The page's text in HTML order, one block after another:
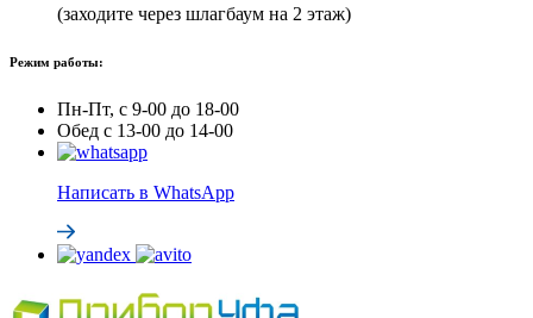
(заходите через шлагбаум на 2 этаж)
Режим работы:
Пн-Пт, с 9-00 до 18-00
Обед с 13-00 до 14-00
Написать в WhatsApp